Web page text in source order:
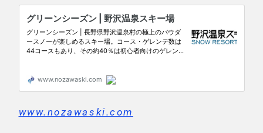
www.nozawaski.com